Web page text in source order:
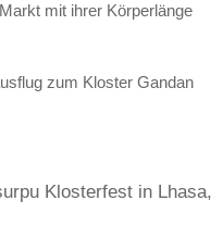
mit ihrer Körperlänge
zum Kloster Gandan
Klosterfest in Lhasa,